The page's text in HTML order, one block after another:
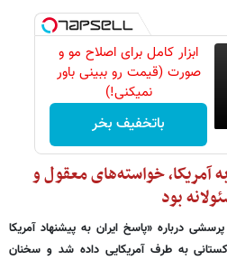
ابزار کامل برای اصلاح مو و
صورت (قیمت رو ببینی باور
نمیکنی!)
باتخفیف بخر
آمریکا، خواسته‌های معقول و
بود
درباره «پاسخ ایران به پیشنهاد آمریکا
به طرف آمریکایی داده شد و سخنان